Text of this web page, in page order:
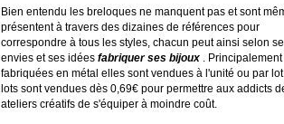
Bien entendu les breloques ne manquent pas et sont
présentent à travers des dizaines de références pour
correspondre à tous les styles, chacun peut ainsi selon
envies et ses idées fabriquer ses bijoux . Principalement
fabriquées en métal elles sont vendues à l'unité ou par
lots sont vendues dès 0,69€ pour permettre aux addicts
ateliers créatifs de s'équiper à moindre coût.